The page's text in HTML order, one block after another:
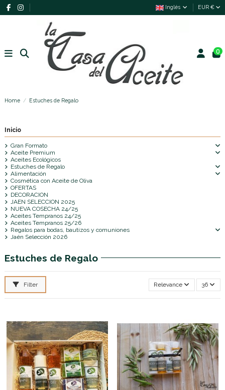
Inglés EUR €
0
Home Estuches de Regalo
Estuches de Regalo
Filter Relevance 36
Inicio
Gran Formato
Aceite Premium
Aceites Ecológicos
Estuches de Regalo
Alimentación
Cosmética con Aceite de Oliva
OFERTAS
DECORACION
JAEN SELECCION 2025
NUEVA COSECHA 24/25
Aceites Tempranos 24/25
Aceites Tempranos 25/26
Regalos para bodas, bautizos y comuniones
Jaén Selección 2026